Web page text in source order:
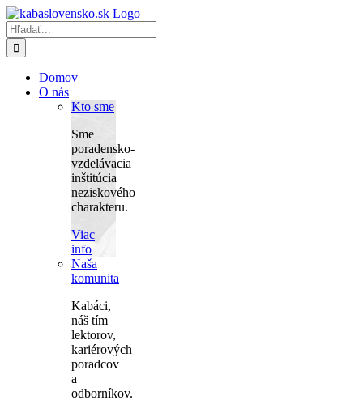
Skip
to
content
Hľadať:
Domov
O nás
Kto sme
Sme
poradensko-
vzdelávacia
inštitúcia
neziskového
charakteru.
Viac
info
Naša
komunita
Kabáci,
náš tím
lektorov,
kariérových
poradcov
a
odborníkov.